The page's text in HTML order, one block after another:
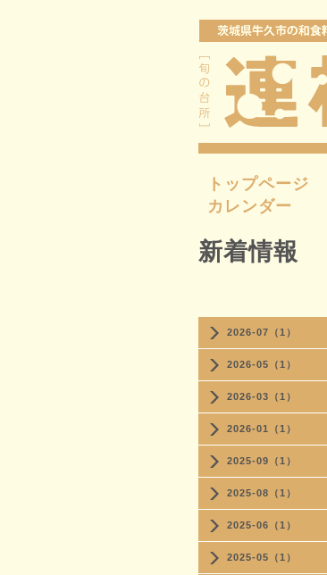
トップページ
カレンダー
2026-07（1）
2026-05（1）
2026-03（1）
2026-01（1）
2025-09（1）
2025-08（1）
2025-06（1）
2025-05（1）
新着情報